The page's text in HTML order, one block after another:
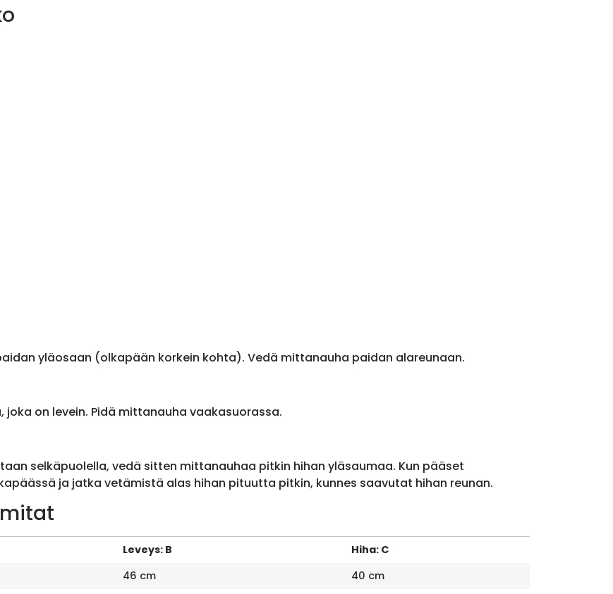
yläosaan (olkapään korkein kohta). Vedä mittanauha paidan alareunaan.
on levein. Pidä mittanauha vaakasuorassa.
selkäpuolella, vedä sitten mittanauhaa pitkin hihan yläsaumaa. Kun pääset
ja jatka vetämistä alas hihan pituutta pitkin, kunnes saavutat hihan reunan.
Leveys: B
Hiha: C
46 cm
40 cm